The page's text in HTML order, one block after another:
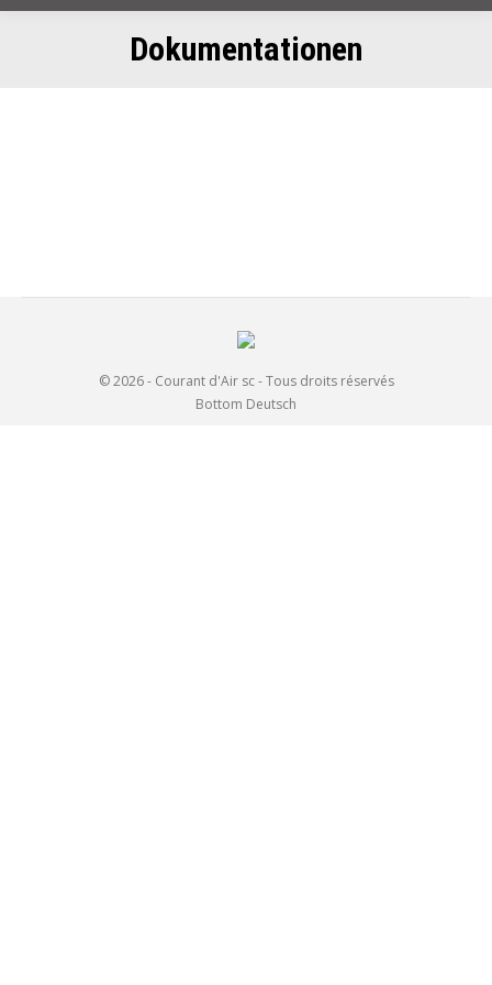
Dokumentationen
© 2026 - Courant d'Air sc - Tous droits réservés
Bottom Deutsch